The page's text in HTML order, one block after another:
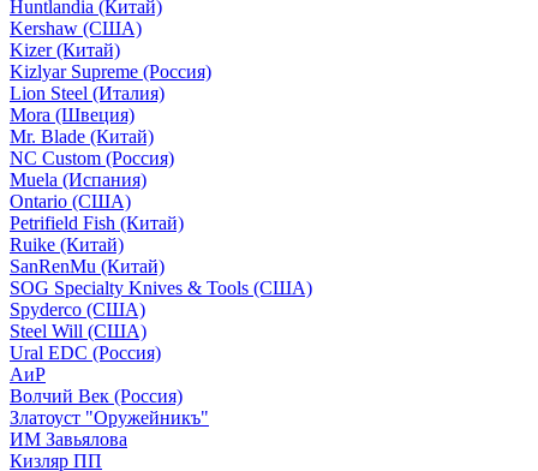
Huntlandia (Китай)
Kershaw (США)
Kizer (Китай)
Kizlyar Supreme (Россия)
Lion Steel (Италия)
Mora (Швеция)
Mr. Blade (Китай)
NC Custom (Россия)
Muela (Испания)
Ontario (США)
Petrifield Fish (Китай)
Ruike (Китай)
SanRenMu (Китай)
SOG Specialty Knives & Tools (США)
Spyderco (США)
Steel Will (США)
Ural EDC (Россия)
АиР
Волчий Век (Россия)
Златоуст "Оружейникъ"
ИМ Завьялова
Кизляр ПП